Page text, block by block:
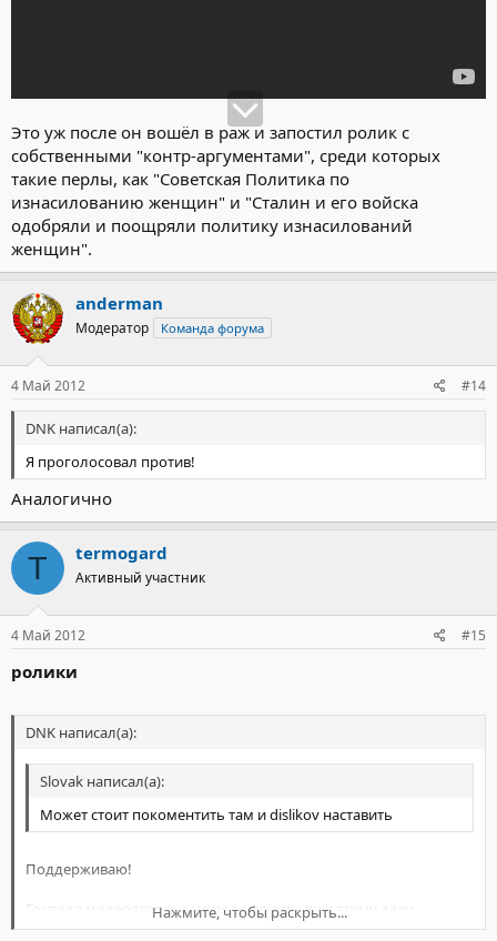
Это уж после он вошёл в раж и запостил ролик с
собственными "контр-аргументами", среди которых
такие перлы, как "Советская Политика по
изнасилованию женщин" и "Сталин и его войска
одобряли и поощряли политику изнасилований
женщин".
anderman
Модератор Команда форума
4 Май 2012 #14
DNK написал(а):
Я проголосовал против!
Аналогично
T termogard
Активный участник
4 Май 2012 #15
ролики
DNK написал(а):
Slovak написал(а):
Может стоит покоментить там и dislikov наставить
Поддерживаю!
Господа модераторы, а не подключить ли к этому делу
посетителей/завсегдатаем форума? Задета честь нашей
Нажмите, чтобы раскрыть...